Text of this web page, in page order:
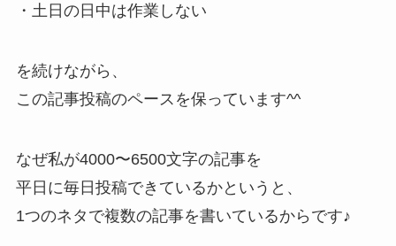
・土日の日中は作業しない
を続けながら、
この記事投稿のペースを保っています^^
なぜ私が4000〜6500文字の記事を
平日に毎日投稿できているかというと、
1つのネタで複数の記事を書いているからです♪